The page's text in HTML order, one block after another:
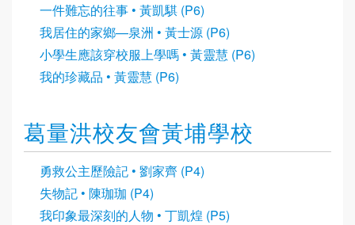
一件難忘的往事 • 黃凱騏 (P6)
我居住的家鄉—泉洲 • 黃士源 (P6)
小學生應該穿校服上學嗎 • 黃靈慧 (P6)
我的珍藏品 • 黃靈慧 (P6)
葛量洪校友會黃埔學校
勇救公主歷險記 • 劉家齊 (P4)
失物記 • 陳珈珈 (P4)
我印象最深刻的人物 • 丁凱煌 (P5)